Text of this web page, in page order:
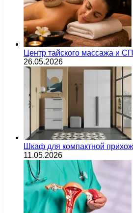
Центр тайского массажа и
26.05.2026
Шкаф для компактной
11.05.2026